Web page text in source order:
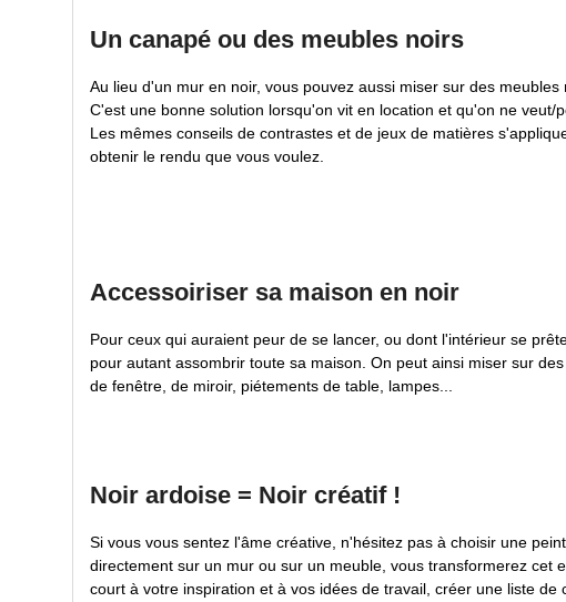
Un canapé ou des meubles noirs
Au lieu d'un mur en noir, vous pouvez aussi miser sur des
C'est une bonne solution lorsqu'on vit en location et qu'on ne veut/
Les mêmes conseils de contrastes et de jeux de matières
obtenir le rendu que vous voulez.
Accessoiriser sa maison en noir
Pour ceux qui auraient peur de se lancer, ou dont l'intérieur se
pour autant assombrir toute sa maison. On peut ainsi miser sur
de fenêtre, de miroir, piétements de table, lampes...
Noir ardoise = Noir créatif !
Si vous vous sentez l'âme créative, n'hésitez pas à choisir une
directement sur un mur ou sur un meuble, vous transformerez cet
court à votre inspiration et à vos idées de travail, créer une liste